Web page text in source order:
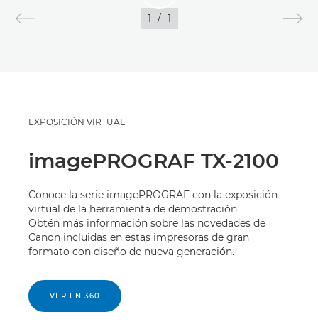
1 / 1
EXPOSICIÓN VIRTUAL
imagePROGRAF TX-2100
Conoce la serie imagePROGRAF con la exposición
virtual de la herramienta de demostración
Obtén más información sobre las novedades de
Canon incluidas en estas impresoras de gran
formato con diseño de nueva generación.
VER EN 360